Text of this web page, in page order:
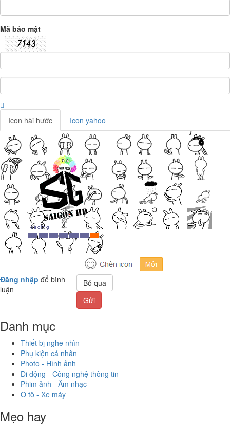
Mã bảo mật
Icon hài hước Icon yahoo
Đăng nhập để bình
luận
Bỏ qua
Gửi
Danh mục
Thiết bị nghe nhìn
Phụ kiện cá nhân
Photo - Hình ảnh
Di động - Công nghệ thông tin
Phim ảnh - Âm nhạc
Ô tô - Xe máy
Mẹo hay